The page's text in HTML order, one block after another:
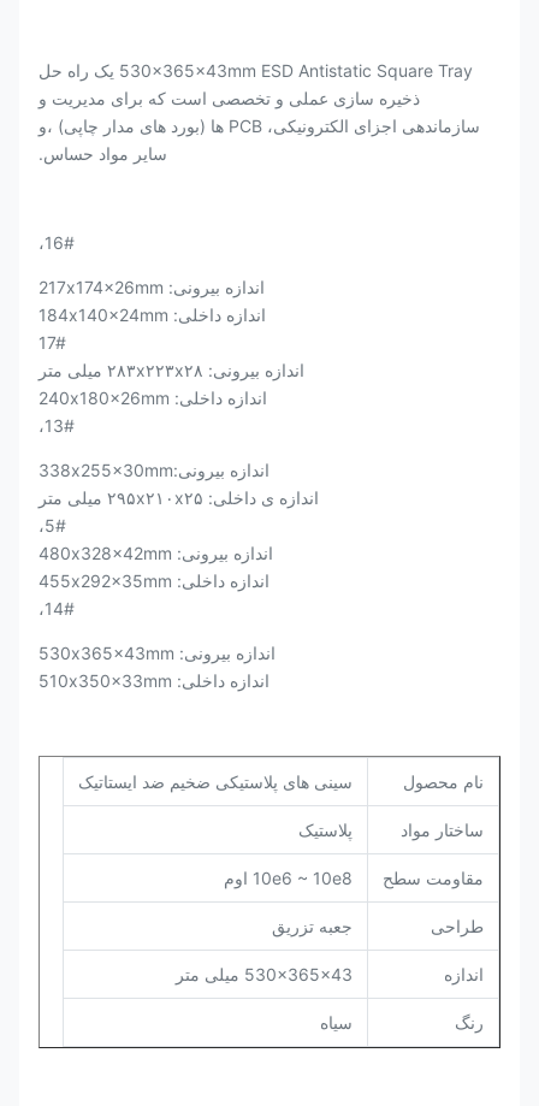
530x365x43mm ESD Antistatic Square Tray یک راه حل
ذخیره سازی عملی و تخصصی است که برای مدیریت و
سازماندهی اجزای الکترونیکی، PCB ها (بورد های مدار چاپی) ،و
سایر مواد حساس.
16#،
اندازه بیرونی: 217x174x26mm
اندازه داخلی: 184x140x24mm
17#
اندازه بیرونی: ۲۸۳x۲۲۳x۲۸ میلی متر
اندازه داخلی: 240x180x26mm
13#،
اندازه بیرونی:338x255x30mm
اندازه ی داخلی: ۲۹۵x۲۱۰x۲۵ میلی متر
5#،
اندازه بیرونی: 480x328x42mm
اندازه داخلی: 455x292x35mm
14#،
اندازه بیرونی: 530x365x43mm
اندازه داخلی: 510x350x33mm
نام محصول سینی های پلاستیکی ضخیم ضد ایستاتیک
ساختار مواد پلاستیک
مقاومت سطح 10e6 ~ 10e8 اوم
طراحی جعبه تزریق
اندازه 530x365x43 میلی متر
رنگ سیاه